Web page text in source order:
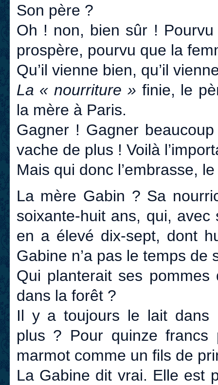
Son père ?
Oh ! non, bien sûr !
prospère, pourvu que la
Qu’il vienne bien, qu’il
La « nourriture » finie, le
la mère à Paris.
Gagner ! Gagner
vache de plus ! Voilà
Mais qui donc l’embrasse,
La mère Gabin ? Sa
soixante-huit ans, qui,
en a élevé dix-sept, dont
Gabine n’a pas le temps de
Qui planterait ses
dans la forêt ?
Il y a toujours le lait dans
plus ? Pour quinze francs
marmot comme un fils de
La Gabine dit vrai. Elle est